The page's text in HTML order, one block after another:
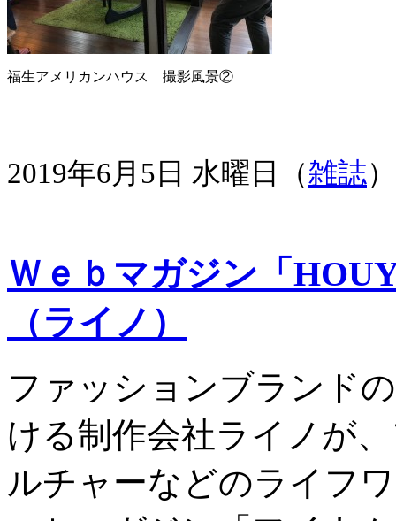
福生アメリカンハウス 撮影風景②
2019年6月5日 水曜日（雑誌）
Ｗｅｂマガジン「
（ライノ）
ファッションブランド
ける制作会社ライノが
ルチャーなどのライフ